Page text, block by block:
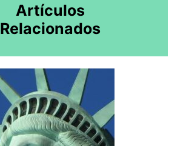
Artículos
Relacionados